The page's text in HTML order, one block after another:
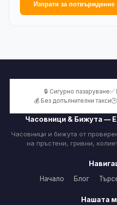
Изпрати за потвърждение
🔒 Сигурно пазаруване
💰 Без допълнителни такси
Часовници & Бижута —
Часовници и бижута от
на пръстени, гривни,
Начало Блог
Нашата